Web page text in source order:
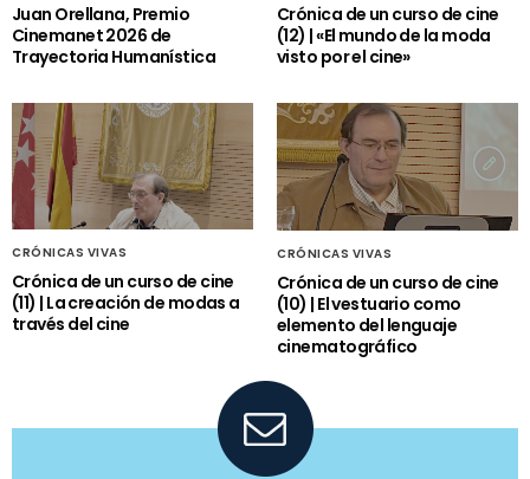
Juan Orellana, Premio
Cinemanet 2026 de
Trayectoria Humanística
Crónica de un curso de cine
(12) | «El mundo de la moda
visto por el cine»
CRÓNICAS VIVAS
Crónica de un curso de cine
(11) | La creación de modas a
través del cine
CRÓNICAS VIVAS
Crónica de un curso de cine
(10) | El vestuario como
elemento del lenguaje
cinematográfico